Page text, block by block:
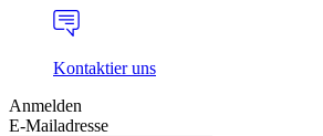
Kontaktier uns
Anmelden
E-Mailadresse